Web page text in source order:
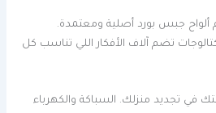
ألواح جبس بورد أصلية ومعتمدة.
تضم آلاف الأفكار اللي تناسب كل
في تجديد منزلك. السباكة والكهرباء